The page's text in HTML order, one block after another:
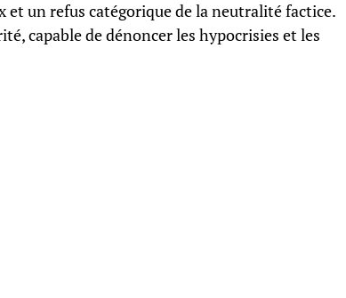
un refus catégorique de la neutralité factice.
capable de dénoncer les hypocrisies et les